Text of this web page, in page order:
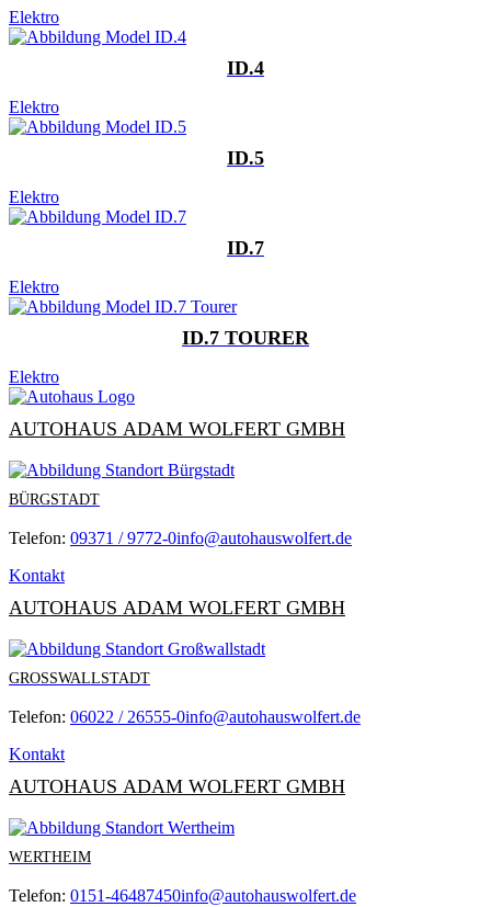
Elektro
ID.4
Elektro
ID.5
Elektro
ID.7
Elektro
ID.7 TOURER
Elektro
AUTOHAUS ADAM WOLFERT GMBH
BÜRGSTADT
Telefon: 09371 / 9772-0info@autohauswolfert.de
Kontakt
AUTOHAUS ADAM WOLFERT GMBH
GROSSWALLSTADT
Telefon: 06022 / 26555-0info@autohauswolfert.de
Kontakt
AUTOHAUS ADAM WOLFERT GMBH
WERTHEIM
Telefon: 0151-46487450info@autohauswolfert.de